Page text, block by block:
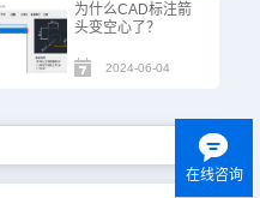
为什么CAD标注箭
头变空心了？
2024-06-04
在线咨询